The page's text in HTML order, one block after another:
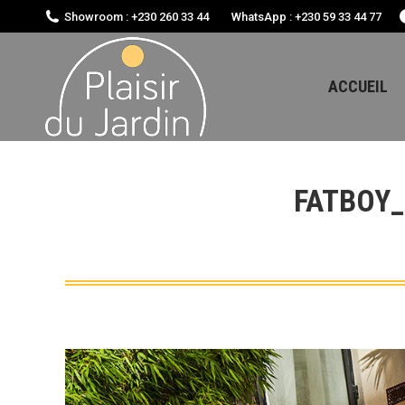
Showroom : +230 260 33 44 WhatsApp : +230 59 33 44 77
ACCUEIL